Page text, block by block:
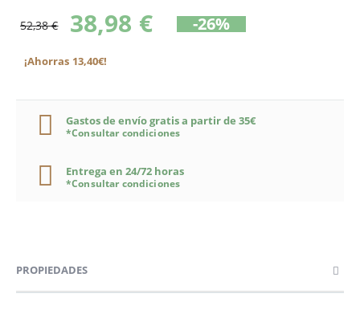
52,38 € 38,98 € -26%
¡Ahorras 13,40€!
Gastos de envío gratis a partir de 35€
*Consultar condiciones
Entrega en 24/72 horas
*Consultar condiciones
PROPIEDADES